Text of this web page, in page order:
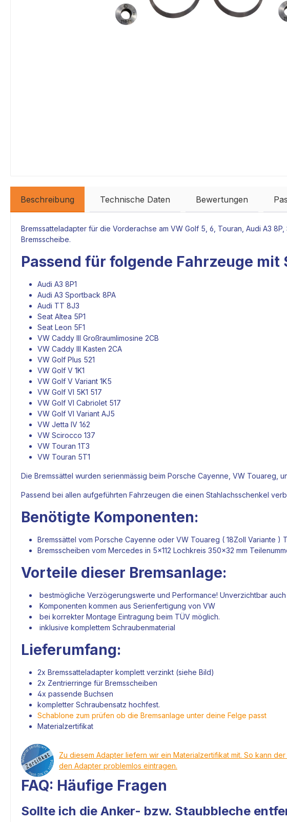
Beschreibung Technische Daten Bewertungen
Bremssatteladapter für die Vorderachse am VW Golf 5, 6, Touran, Audi A3
Bremsscheibe.
Passend für folgende Fahrzeuge mit
Audi A3 8P1
Audi A3 Sportback 8PA
Audi TT 8J3
Seat Altea 5P1
Seat Leon 5F1
VW Caddy III Großraumlimosine 2CB
VW Caddy III Kasten 2CA
VW Golf Plus 521
VW Golf V 1K1
VW Golf V Variant 1K5
VW Golf VI 5K1 517
VW Golf VI Cabriolet 517
VW Golf VI Variant AJ5
VW Jetta IV 162
VW Scirocco 137
VW Touran 1T3
VW Touran 5T1
Die Bremssättel wurden serienmässig beim Porsche Cayenne, VW Touareg,
Passend bei allen aufgeführten Fahrzeugen die einen Stahlachsschenkel
Benötigte Komponenten:
Bremssättel vom Porsche Cayenne oder VW Touareg ( 18Zoll Variante )
Bremsscheiben vom Mercedes in 5x112 Lochkreis 350x32 mm
Vorteile dieser Bremsanlage:
bestmögliche Verzögerungswerte und Performance! Unverzichtbar
Komponenten kommen aus Serienfertigung von VW
bei korrekter Montage Eintragung beim TÜV möglich.
inklusive komplettem Schraubenmaterial
Lieferumfang:
2x Bremssatteladapter komplett verzinkt (siehe Bild)
2x Zentrierringe für Bremsscheiben
4x passende Buchsen
kompletter Schraubensatz hochfest.
Schablone zum prüfen ob die Bremsanlage unter deine Felge passt
Materialzertifikat
Zu diesem Adapter liefern wir ein Materialzertifikat mit. So kann
den Adapter problemlos eintragen.
FAQ: Häufige Fragen
Sollte ich die Anker- bzw. Staubbleche